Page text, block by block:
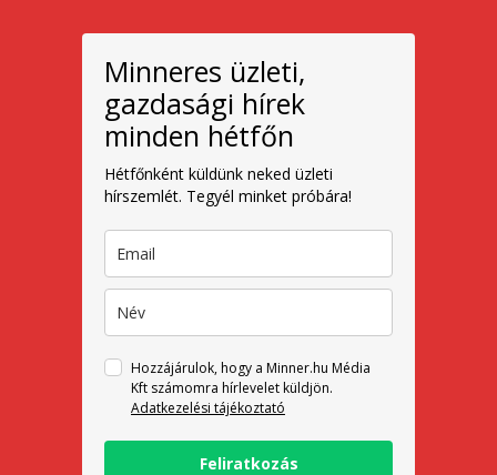
Minneres üzleti,
gazdasági hírek
minden hétfőn
Hétfőnként küldünk neked üzleti
hírszemlét. Tegyél minket próbára!
Hozzájárulok, hogy a Minner.hu Média
Kft számomra hírlevelet küldjön.
Adatkezelési tájékoztató
Feliratkozás